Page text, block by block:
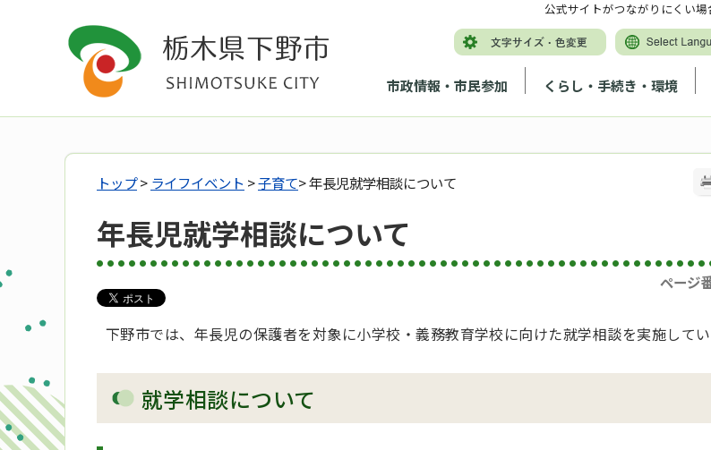
市政情報・市民参加 くらし・手続き・環境
公式サイトがつながりにくい
トップ> ライフイベント >子育て> 年長児就学相談について
年長児就学相談について
ページ
下野市では、年長児の保護者を対象に小学校・義務教育学校に向けた就学相談を実施してい
就学相談について